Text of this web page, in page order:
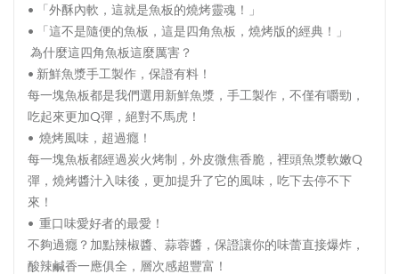
• 「外酥內軟，這就是魚板的燒烤靈魂！」
• 「這不是隨便的魚板，這是四角魚板，燒烤版的經典！」
為什麼這四角魚板這麼厲害？
• 新鮮魚漿手工製作，保證有料！
每一塊魚板都是我們選用新鮮魚漿，手工製作，不僅有嚼勁，
吃起來更加Q彈，絕對不馬虎！
• 燒烤風味，超過癮！
每一塊魚板都經過炭火烤制，外皮微焦香脆，裡頭魚漿軟嫩Q
彈，燒烤醬汁入味後，更加提升了它的風味，吃下去停不下
來！
• 重口味愛好者的最愛！
不夠過癮？加點辣椒醬、蒜蓉醬，保證讓你的味蕾直接爆炸，
酸辣鹹香一應俱全，層次感超豐富！